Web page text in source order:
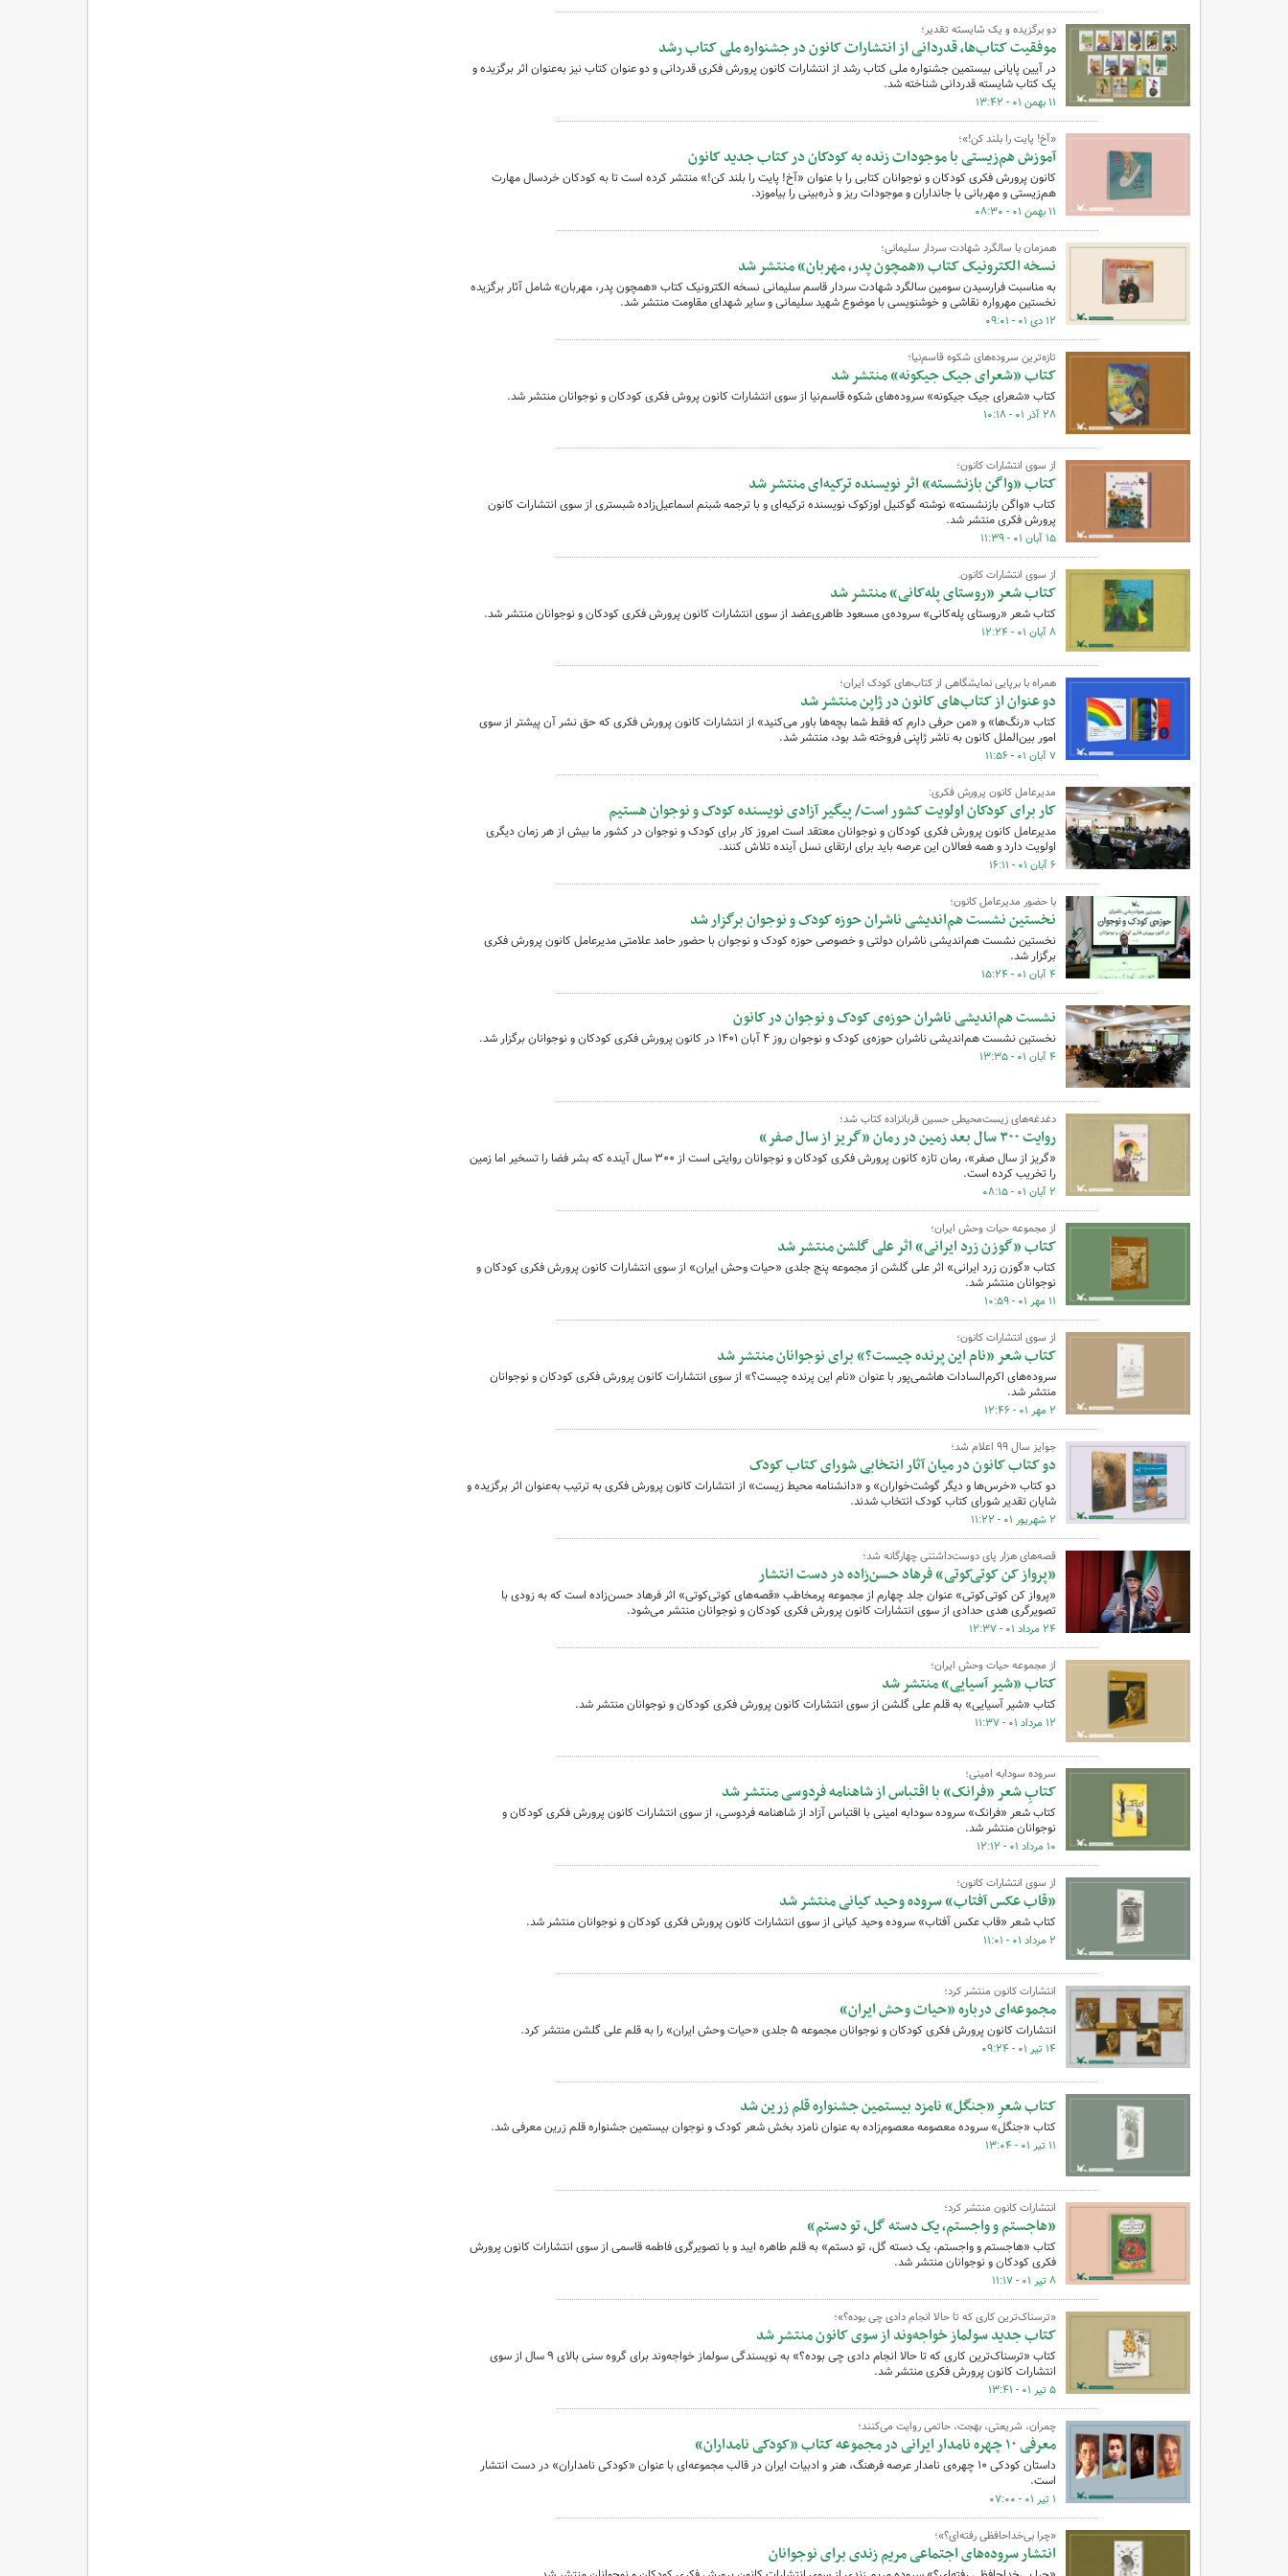
دو برگزیده و یک شایسته تقدیر؛
موفقیت کتاب‌ها، قدردانی از انتشارات کانون در جشنواره ملی کتاب رشد
در آیین پایانی بیستمین جشنواره ملی کتاب رشد از انتشارات کانون پرورش فکری قدردانی و دو عنوان کتاب نیز به‌عنوان اثر برگزیده و
یک کتاب شایسته قدردانی شناخته شد.
۱۱ بهمن ۰۱ - ۱۳:۴۲
«آخ! پایت را بلند کن!»؛
آموزش هم‌زیستی با موجودات زنده به کودکان در کتاب جدید کانون
کانون پرورش فکری کودکان و نوجوانان کتابی را با عنوان «آخ! پایت را بلند کن!» منتشر کرده است تا به کودکان خردسال مهارت
هم‌زیستی و مهربانی با جانداران و موجودات ریز و ذره‌بینی را بیاموزد.
۱۱ بهمن ۰۱ - ۰۸:۳۰
همزمان با سالگرد شهادت سردار سلیمانی؛
نسخه الکترونیک کتاب «همچون پدر، مهربان» منتشر شد
به مناسبت فرارسیدن سومین سالگرد شهادت سردار قاسم سلیمانی نسخه الکترونیک کتاب «همچون پدر، مهربان» شامل آثار برگزیده
نخستین مهرواره نقاشی و خوشنویسی با موضوع شهید سلیمانی و سایر شهدای مقاومت منتشر شد.
۱۲ دی ۰۱ - ۰۹:۰۱
تازه‌ترین سروده‌های شکوه قاسم‌نیا؛
کتاب «شعرای جیک جیکونه» منتشر شد
کتاب «شعرای جیک جیکونه» سروده‌های شکوه قاسم‌نیا از سوی انتشارات کانون پروش فکری کودکان و نوجوانان منتشر شد.
۲۸ آذر ۰۱ - ۱۰:۱۸
از سوی انتشارات کانون؛
کتاب «واگن بازنشسته» اثر نویسنده ترکیه‌ای منتشر شد
کتاب «واگن بازنشسته» نوشته گوکنیل اوزکوک نویسنده ترکیه‌ای و با ترجمه شبنم اسماعیل‌زاده شبستری از سوی انتشارات کانون
پرورش فکری منتشر شد.
۱۵ آبان ۰۱ - ۱۱:۳۹
از سوی انتشارات کانون.
کتاب شعر «روستای پله‌کانی» منتشر شد
کتاب شعر «روستای پله‌کانی» سروده‌ی مسعود طاهری‌عضد از سوی انتشارات کانون پرورش فکری کودکان و نوجوانان منتشر شد.
۸ آبان ۰۱ - ۱۲:۲۴
همراه با برپایی نمایشگاهی از کتاب‌های کودک ایران؛
دو عنوان از کتاب‌های کانون در ژاپن منتشر شد
کتاب «رنگ‌ها» و «من حرفی دارم که فقط شما بچه‌ها باور می‌کنید» از انتشارات کانون پرورش فکری که حق نشر آن پیشتر از سوی
امور بین‌الملل کانون به ناشر ژاپنی فروخته شد بود، منتشر شد.
۷ آبان ۰۱ - ۱۱:۵۶
مدیرعامل کانون پرورش فکری:
کار برای کودکان اولویت کشور است/ پیگیر آزادی نویسنده کودک و نوجوان هستیم
مدیرعامل کانون پرورش فکری کودکان و نوجوانان معتقد است امروز کار برای کودک و نوجوان در کشور ما بیش از هر زمان دیگری
اولویت دارد و همه فعالان این عرصه باید برای ارتقای نسل آینده تلاش کنند.
۶ آبان ۰۱ - ۱۶:۱۱
با حضور مدیرعامل کانون؛
نخستین نشست هم‌اندیشی ناشران حوزه کودک و نوجوان برگزار شد
نخستین نشست هم‌اندیشی ناشران دولتی و خصوصی حوزه کودک و نوجوان با حضور حامد علامتی مدیرعامل کانون پرورش فکری
برگزار شد.
۴ آبان ۰۱ - ۱۵:۲۴
نشست هم‌اندیشی ناشران حوزه‌ی کودک و نوجوان در کانون
نخستین نشست هم‌اندیشی ناشران حوزه‌ی کودک و نوجوان روز ۴ آبان ۱۴۰۱ در کانون پرورش فکری کودکان و نوجوانان برگزار شد.
۴ آبان ۰۱ - ۱۳:۳۵
دغدغه‌های زیست‌محیطی حسین قربانزاده کتاب شد؛
روایت ۳۰۰ سال بعد زمین در رمان «گریز از سال صفر»
«گریز از سال صفر»، رمان تازه کانون پرورش فکری کودکان و نوجوانان روایتی است از ۳۰۰ سال آینده که بشر فضا را تسخیر اما زمین
را تخریب کرده است.
۲ آبان ۰۱ - ۰۸:۱۵
از مجموعه حیات وحش ایران؛
کتاب «گوزن زرد ایرانی» اثر علی گلشن منتشر شد
کتاب «گوزن زرد ایرانی» اثر علی گلشن از مجموعه پنج جلدی «حیات وحش ایران» از سوی انتشارات کانون پرورش فکری کودکان و
نوجوانان منتشر شد.
۱۱ مهر ۰۱ - ۱۰:۵۹
از سوی انتشارات کانون؛
کتاب شعر «نام این پرنده چیست؟» برای نوجوانان منتشر شد
سروده‌های اکرم‌السادات هاشمی‌پور با عنوان «نام این پرنده چیست؟» از سوی انتشارات کانون پرورش فکری کودکان و نوجوانان
منتشر شد.
۲ مهر ۰۱ - ۱۲:۴۶
جوایز سال ۹۹ اعلام شد؛
دو کتاب کانون در میان آثار انتخابی شورای کتاب کودک
دو کتاب «خرس‌ها و دیگر گوشت‌خواران» و «دانشنامه محیط زیست» از انتشارات کانون پرورش فکری به ترتیب به‌عنوان اثر برگزیده و
شایان تقدیر شورای کتاب کودک انتخاب شدند.
۲ شهریور ۰۱ - ۱۱:۲۲
قصه‌های هزار پای دوست‌داشتنی چهارگانه شد؛
«پرواز کن کوتی‌کوتی» فرهاد حسن‌زاده در دست انتشار
«پرواز کن کوتی‌کوتی» عنوان جلد چهارم از مجموعه پرمخاطب «قصه‌های کوتی‌کوتی» اثر فرهاد حسن‌زاده است که به زودی با
تصویرگری هدی حدادی از سوی انتشارات کانون پرورش فکری کودکان و نوجوانان منتشر می‌شود.
۲۴ مرداد ۰۱ - ۱۲:۳۷
از مجموعه حیات وحش ایران؛
کتاب «شیر آسیایی» منتشر شد
کتاب «شیر آسیایی» به قلم علی گلشن از سوی انتشارات کانون پرورش فکری کودکان و نوجوانان منتشر شد.
۱۲ مرداد ۰۱ - ۱۱:۳۷
سروده سودابه امینی؛
کتابِ شعر «فرانک» با اقتباس از شاهنامه فردوسی منتشر شد
کتاب شعر «فرانک» سروده سودابه امینی با اقتباس آزاد از شاهنامه فردوسی، از سوی انتشارات کانون پرورش فکری کودکان و
نوجوانان منتشر شد.
۱۰ مرداد ۰۱ - ۱۲:۱۲
از سوی انتشارات کانون؛
«قاب عکس آفتاب» سروده وحید کیانی منتشر شد
کتاب شعر «قاب عکس آفتاب» سروده وحید کیانی از سوی انتشارات کانون پرورش فکری کودکان و نوجوانان منتشر شد.
۲ مرداد ۰۱ - ۱۱:۰۱
انتشارات کانون منتشر کرد؛
مجموعه‌ای درباره «حیات وحش ایران»
انتشارات کانون پرورش فکری کودکان و نوجوانان مجموعه ۵ جلدی «حیات وحش ایران» را به قلم علی گلشن منتشر کرد.
۱۴ تیر ۰۱ - ۰۹:۲۴
کتاب شعرِ «جنگل» نامزد بیستمین جشنواره قلم زرین شد
کتاب «جنگل» سروده معصومه معصوم‌زاده به عنوان نامزد بخش شعر کودک و نوجوان بیستمین جشنواره قلم زرین معرفی شد.
۱۱ تیر ۰۱ - ۱۳:۰۴
انتشارات کانون منتشر کرد؛
«هاجستم و واجستم، یک دسته گل، تو دستم»
کتاب «هاجستم و واجستم، یک دسته گل، تو دستم» به قلم طاهره ایبد و با تصویرگری فاطمه قاسمی از سوی انتشارات کانون پرورش
فکری کودکان و نوجوانان منتشر شد.
۸ تیر ۰۱ - ۱۱:۱۷
«ترسناک‌ترین کاری که تا حالا انجام دادی چی بوده؟»؛
کتاب جدید سولماز خواجه‌وند از سوی کانون منتشر شد
کتاب «ترسناک‌ترین کاری که تا حالا انجام دادی چی بوده؟» به نویسندگی سولماز خواجه‌وند برای گروه سنی بالای ۹ سال از سوی
انتشارات کانون پرورش فکری منتشر شد.
۵ تیر ۰۱ - ۱۳:۴۱
چمران، شریعتی، بهجت، حاتمی روایت می‌کنند؛
معرفی ۱۰ چهره‌ نامدار ایرانی در مجموعه‌ کتاب «کودکی نامداران»
داستان کودکی ۱۰ چهره‌ی نامدار عرصه فرهنگ، هنر و ادبیات ایران در قالب مجموعه‌ای با عنوان «کودکی نامداران» در دست انتشار
است.
۱ تیر ۰۱ - ۰۷:۰۰
«چرا بی‌خداحافظی رفته‌ای؟»؛
انتشار سروده‌های اجتماعی مریم زندی برای نوجوانان